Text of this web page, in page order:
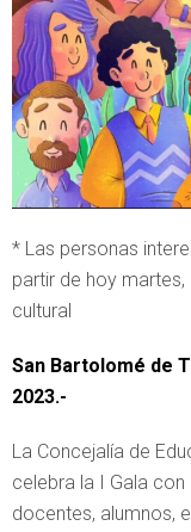
* Las personas
partir de hoy
cultural
San Bartolomé de
2023.-
La Concejalía de
celebra la I Gala
docentes, alumnos,